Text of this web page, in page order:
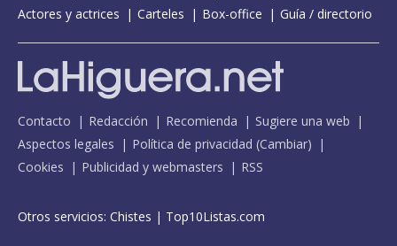
Actores y actrices
Carteles Box-office Guía / directorio
Contacto Redacción Recomienda
Sugiere una web
Aspectos legales
Política de privacidad (Cambiar)
Cookies
Publicidad y webmasters RSS
Otros servicios: Chistes | Top10Listas.com